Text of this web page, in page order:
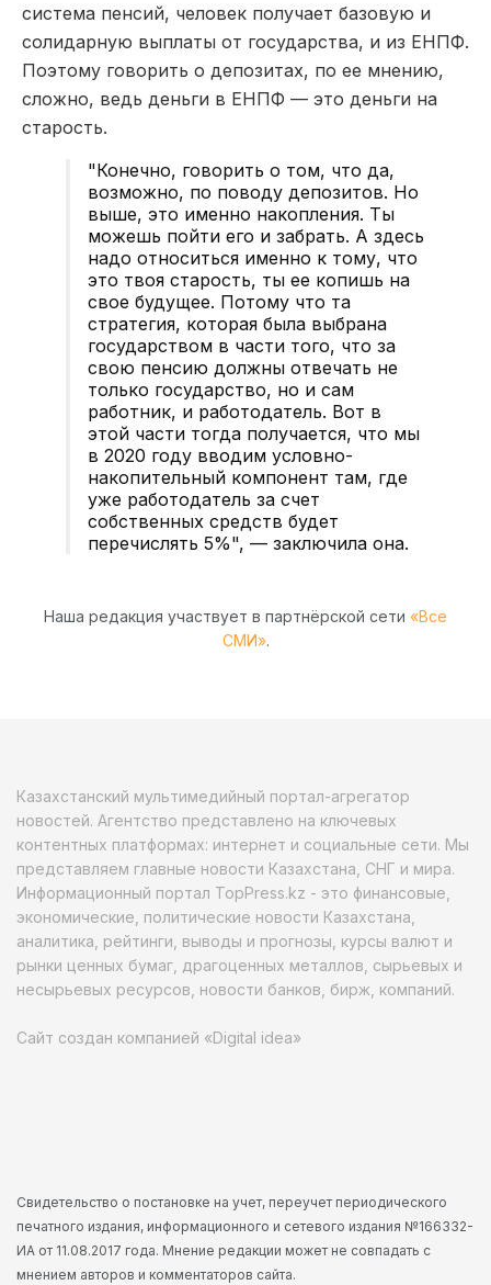
система пенсий, человек получает базовую и
солидарную выплаты от государства, и из ЕНПФ.
Поэтому говорить о депозитах, по ее мнению,
сложно, ведь деньги в ЕНПФ — это деньги на
старость.
"Конечно, говорить о том, что да,
возможно, по поводу депозитов. Но
выше, это именно накопления. Ты
можешь пойти его и забрать. А здесь
надо относиться именно к тому, что
это твоя старость, ты ее копишь на
свое будущее. Потому что та
стратегия, которая была выбрана
государством в части того, что за
свою пенсию должны отвечать не
только государство, но и сам
работник, и работодатель. Вот в
этой части тогда получается, что мы
в 2020 году вводим условно-
накопительный компонент там, где
уже работодатель за счет
собственных средств будет
перечислять 5%", — заключила она.
Наша редакция участвует в партнёрской сети «Все
СМИ».
Казахстанский мультимедийный портал-агрегатор
новостей. Агентство представлено на ключевых
контентных платформах: интернет и социальные сети. Мы
представляем главные новости Казахстана, СНГ и мира.
Информационный портал TopPress.kz - это финансовые,
экономические, политические новости Казахстана,
аналитика, рейтинги, выводы и прогнозы, курсы валют и
рынки ценных бумаг, драгоценных металлов, сырьевых и
несырьевых ресурсов, новости банков, бирж, компаний.
Сайт создан компанией «Digital idea»
Свидетельство о постановке на учет, переучет периодического
печатного издания, информационного и сетевого издания №166332-
ИА от 11.08.2017 года. Мнение редакции может не совпадать с
мнением авторов и комментаторов сайта.